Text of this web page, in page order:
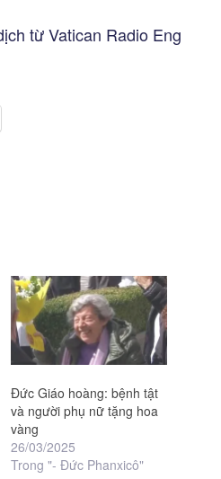
từ Vatican Radio Eng
Đức Giáo hoàng: bệnh tật
và người phụ nữ tặng hoa
vàng
26/03/2025
Trong "- Đức Phanxicô"